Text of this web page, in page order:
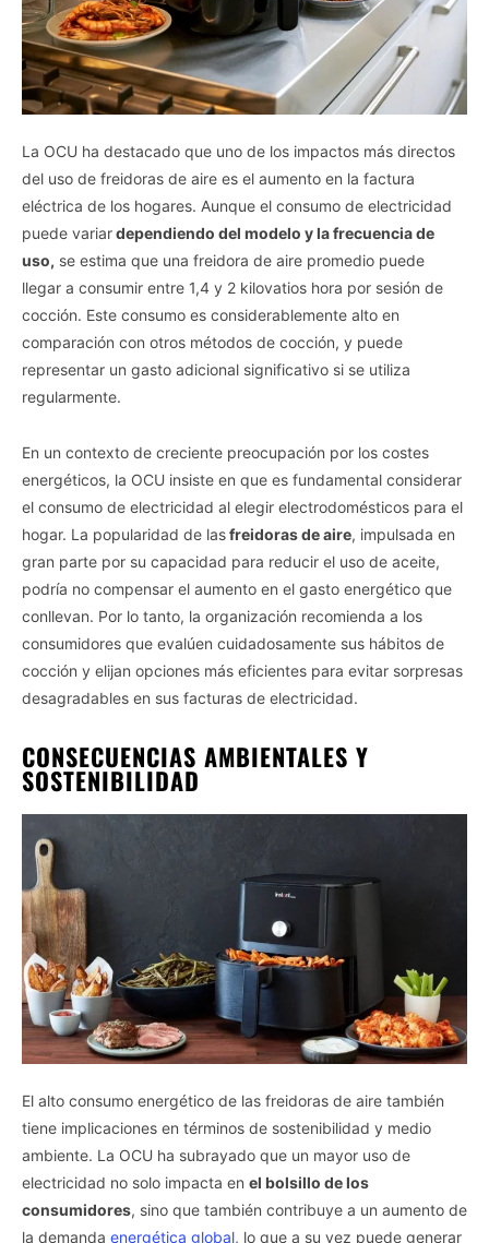
La OCU ha destacado que uno de los impactos más directos
del uso de freidoras de aire es el aumento en la factura
eléctrica de los hogares. Aunque el consumo de electricidad
puede variardependiendo del modelo y la frecuencia de
uso, se estima que una freidora de aire promedio puede
llegar a consumir entre 1,4 y 2 kilovatios hora por sesión de
cocción. Este consumo es considerablemente alto en
comparación con otros métodos de cocción, y puede
representar un gasto adicional significativo si se utiliza
regularmente.
En un contexto de creciente preocupación por los costes
energéticos, la OCU insiste en que es fundamental considerar
el consumo de electricidad al elegir electrodomésticos para el
hogar. La popularidad de lasfreidoras de aire, impulsada en
gran parte por su capacidad para reducir el uso de aceite,
podría no compensar el aumento en el gasto energético que
conllevan. Por lo tanto, la organización recomienda a los
consumidores que evalúen cuidadosamente sus hábitos de
cocción y elijan opciones más eficientes para evitar sorpresas
desagradables en sus facturas de electricidad.
CONSECUENCIAS AMBIENTALES Y
SOSTENIBILIDAD
El alto consumo energético de las freidoras de aire también
tiene implicaciones en términos de sostenibilidad y medio
ambiente. La OCU ha subrayado que un mayor uso de
electricidad no solo impacta en el bolsillo de los
consumidores, sino que también contribuye a un aumento de
la demanda energética global, lo que a su vez puede generar